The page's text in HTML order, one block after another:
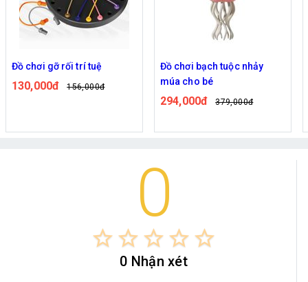
Đồ chơi gỡ rối trí tuệ
130,000đ 156,000đ
Đồ chơi bạch tuộc nhảy
múa cho bé
294,000đ 379,000đ
0
star_border star_border star_border star_border star_border
0 Nhận xét